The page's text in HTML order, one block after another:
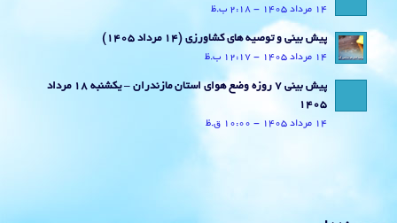
14 مرداد 1405 - 2:18 ب.ظ
پیش بینی و توصیه های کشاورزی (14 مرداد ۱۴۰۵)
14 مرداد 1405 - 12:17 ب.ظ
پیش بینی 7 روزه وضع هوای استان مازندران – یکشنبه 18 مرداد
1405
14 مرداد 1405 - 10:00 ق.ظ